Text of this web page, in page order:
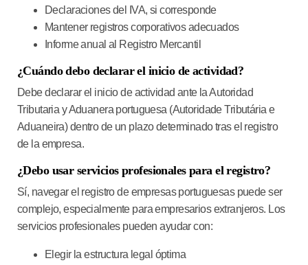
Declaraciones del IVA, si corresponde
Mantener registros corporativos adecuados
Informe anual al Registro Mercantil
¿Cuándo debo declarar el inicio de actividad?
Debe declarar el inicio de actividad ante la Autoridad
Tributaria y Aduanera portuguesa (Autoridade Tributária e
Aduaneira) dentro de un plazo determinado tras el registro
de la empresa.
¿Debo usar servicios profesionales para el registro?
Sí, navegar el registro de empresas portuguesas puede ser
complejo, especialmente para empresarios extranjeros. Los
servicios profesionales pueden ayudar con:
Elegir la estructura legal óptima